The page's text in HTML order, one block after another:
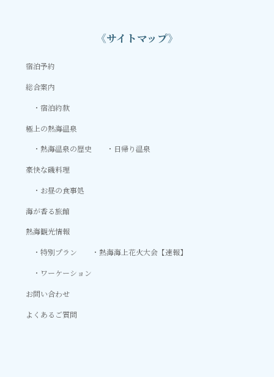
《サイトマップ》
宿泊予約
総合案内
宿泊約款
極上の熱海温泉
熱海温泉の歴史
日帰り温泉
豪快な磯料理
お昼の食事処
海が香る旅館
熱海観光情報
特別プラン
熱海海上花火大会【速報】
ワーケーション
お問い合わせ
よくあるご質問